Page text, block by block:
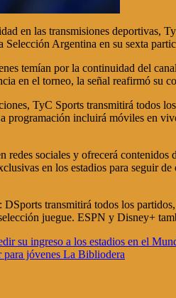
en las transmisiones
Argentina en su sexta
temían por la continuidad del
en el torneo, la señal reafirmó
TyC Sports transmitirá todos
incluirá móviles en
sociales y ofrecerá
en los estadios para seguir
transmitirá todos los
juegue. ESPN y Disney+
su ingreso a los estadios en el
para jóvenes La Bibliodera